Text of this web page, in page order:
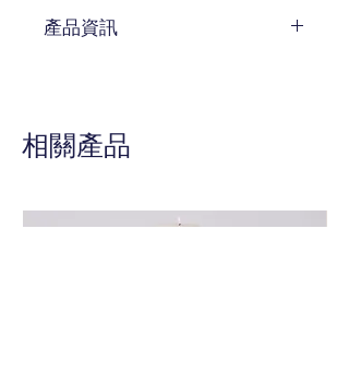
編號 CEN-519-511
產品資訊
相關產品